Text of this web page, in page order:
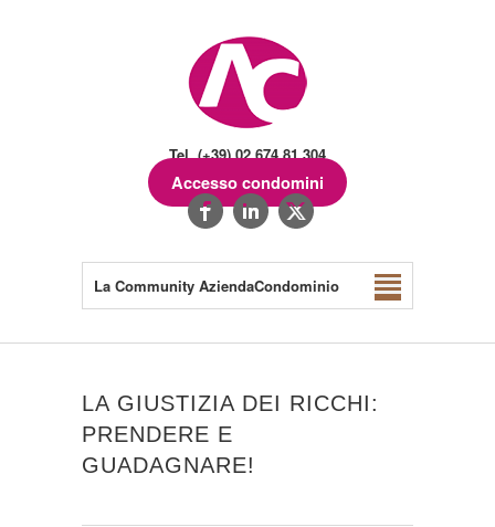
Tel. (+39) 02.674.81.304
Accesso condomini
La Community AziendaCondominio
LA GIUSTIZIA DEI RICCHI:
PRENDERE E
GUADAGNARE!